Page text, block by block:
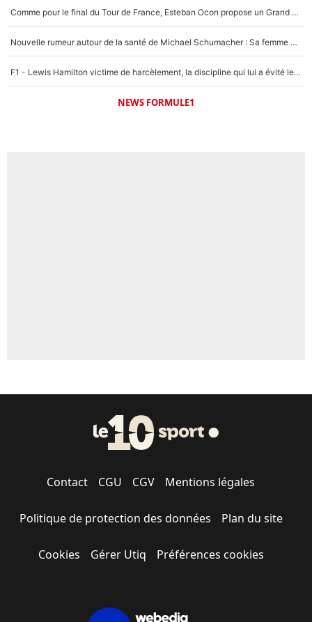
Comme pour le final du Tour de France, Esteban Ocon propose un Grand Prix de Formule 1 à Paris : «Autour de l’Arc de Triomphe, ce serait génial» !
Nouvelle rumeur autour de la santé de Michael Schumacher : Sa femme Corinna sort du silence
F1 - Lewis Hamilton victime de harcèlement, la discipline qui lui a évité le pire : «J'aurais probablement mal tourné»
NEWS FORMULE1
Contact CGU CGV Mentions légales
Politique de protection des données Plan du site
Cookies Gérer Utiq Préférences cookies